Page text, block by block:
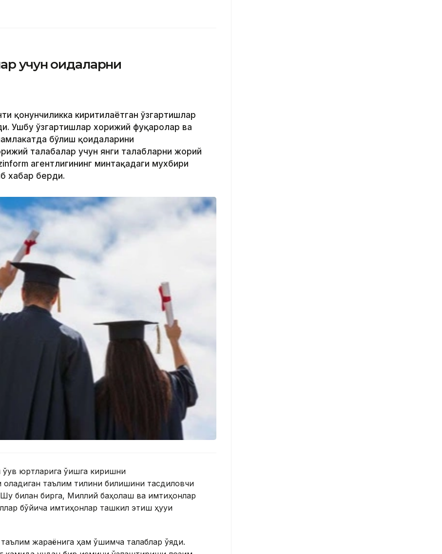
учун қоидаларни
қонунчиликка киритилаётган ўзгартишлар
Ушбу ўзгартишлар хорижий фуқаролар ва
бўлиш қоидаларини
талабалар учун янги талабларни жорий
агентлигининг минтақадаги мухбири
хабар берди.
юртларига ўқишга киришни
таълим тилини билишини тасдиқловчи
билан бирга, Миллий баҳолаш ва имтиҳонлар
бўйича имтиҳонлар ташкил этиш ҳуқуқи
жараёнига ҳам қўшимча талаблар қўяди.